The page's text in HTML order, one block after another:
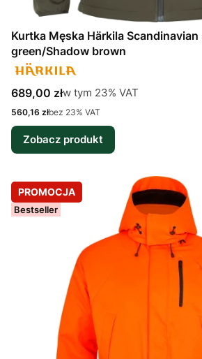
Kurtka Męska Härkila
green/Shadow brown
Cena brutto
689,00 złw tym %s VAT
w tym 23% VAT
Cena netto
560,16 złbez 23% VAT
Zobacz produkt
PROMOCJA
Bestseller